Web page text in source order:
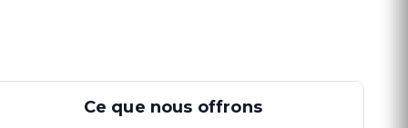
Ce que nous offrons